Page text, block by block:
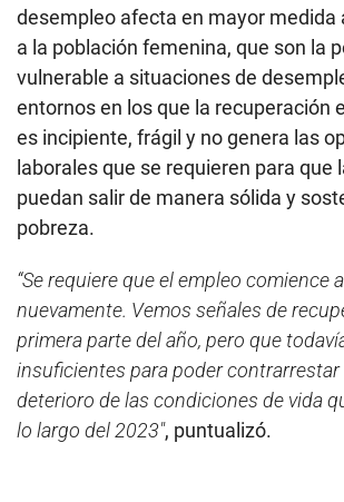
desempleo afecta en mayor medida
a la población femenina, que son la
vulnerable a situaciones de
entornos en los que la recuperación
es incipiente, frágil y no genera las
laborales que se requieren para que
puedan salir de manera sólida y
pobreza.
“Se requiere que el empleo comience
nuevamente. Vemos señales de
primera parte del año, pero que
insuficientes para poder
deterioro de las condiciones de vida
lo largo del 2023″, puntualizó.